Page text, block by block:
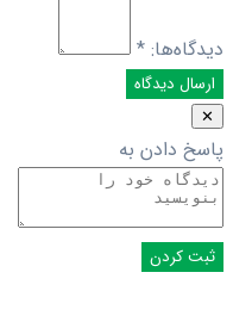
دیدگاه‌ها: *
✕
پاسخ دادن به